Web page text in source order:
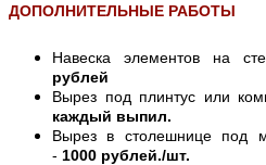
ДОПОЛНИТЕЛЬНЫЕ РАБОТЫ
Навеска элементов на
рублей
Вырез под плинтус или
каждый выпил.
Вырез в столешнице под
- 1000 рублей./шт.